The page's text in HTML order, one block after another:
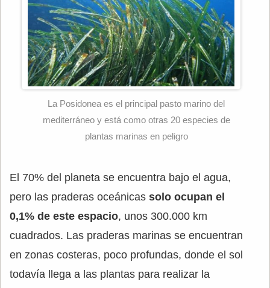
La Posidonea es el principal pasto marino del
mediterráneo y está como otras 20 especies de
plantas marinas en peligro
El 70% del planeta se encuentra bajo el agua,
pero las praderas oceánicas solo ocupan el
0,1% de este espacio, unos 300.000 km
cuadrados. Las praderas marinas se encuentran
en zonas costeras, poco profundas, donde el sol
todavía llega a las plantas para realizar la